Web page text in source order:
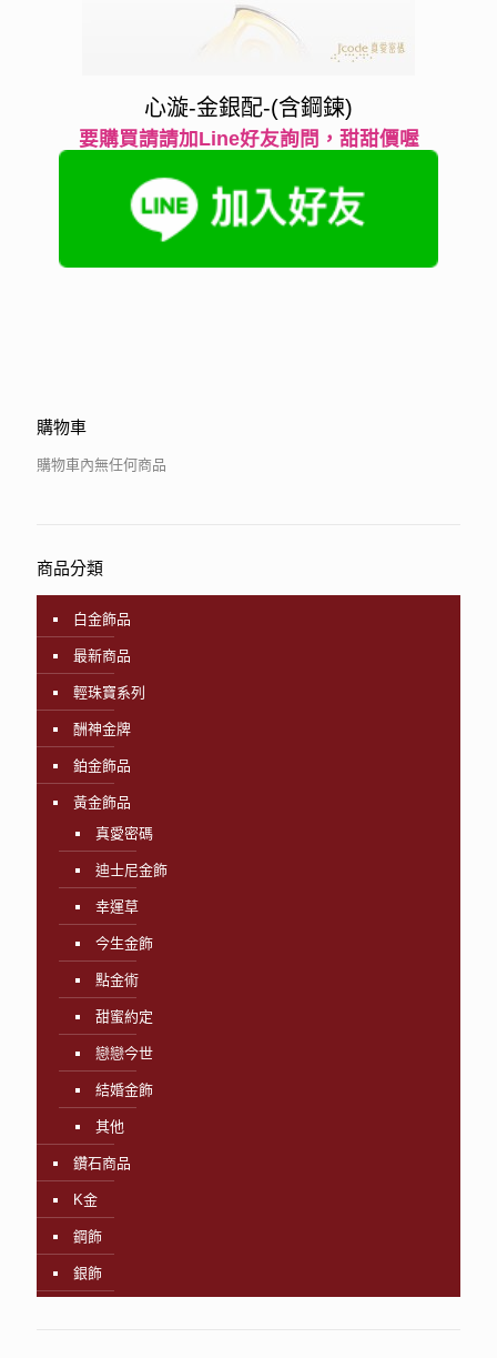
心漩-金銀配-(含鋼鍊)
要購買請請加Line好友詢問，甜甜價喔
購物車
購物車內無任何商品
商品分類
白金飾品
最新商品
輕珠寶系列
酬神金牌
鉑金飾品
黃金飾品
真愛密碼
迪士尼金飾
幸運草
今生金飾
點金術
甜蜜約定
戀戀今世
結婚金飾
其他
鑽石商品
K金
鋼飾
銀飾